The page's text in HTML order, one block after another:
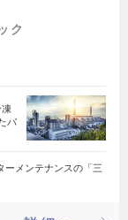
ク
パ
ーメンテナンスの「三